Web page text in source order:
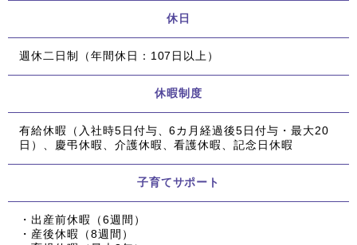
休日
週休二日制（年間休日：107日以上）
休暇制度
有給休暇（入社時5日付与、6カ月経過後5日付与・最大20
日）、慶弔休暇、介護休暇、看護休暇、記念日休暇
子育てサポート
・出産前休暇（6週間）
・産後休暇（8週間）